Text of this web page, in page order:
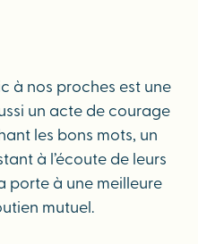
à nos proches est une
un acte de courage
les bons mots, un
à l’écoute de leurs
porte à une meilleure
mutuel.